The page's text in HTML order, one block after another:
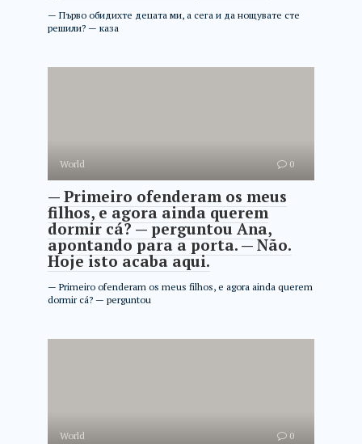
— Първо обидихте децата ми, а сега и да нощувате сте
решили? — каза
World 0
— Primeiro ofenderam os meus
filhos, e agora ainda querem
dormir cá? — perguntou Ana,
apontando para a porta. — Não.
Hoje isto acaba aqui.
— Primeiro ofenderam os meus filhos, e agora ainda querem
dormir cá? — perguntou
World 0